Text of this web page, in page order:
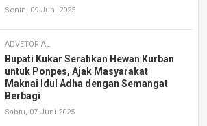
Senin, 09 Juni 2025
ADVETORIAL
Bupati Kukar Serahkan Hewan Kurban
untuk Ponpes, Ajak Masyarakat
Maknai Idul Adha dengan Semangat
Berbagi
Sabtu, 07 Juni 2025